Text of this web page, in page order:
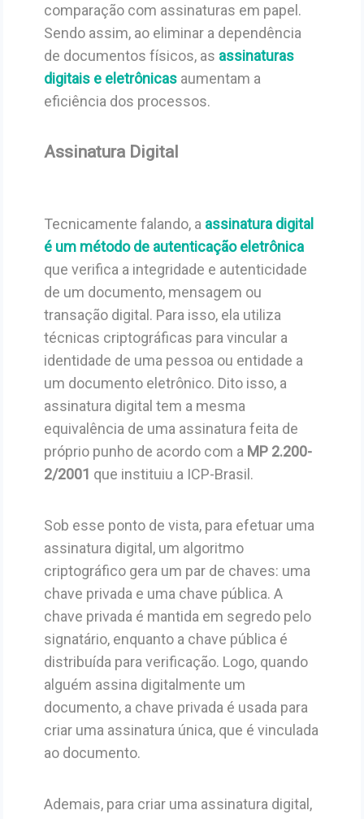
comparação com assinaturas em papel.
Sendo assim, ao eliminar a dependência
de documentos físicos, as assinaturas
digitais e eletrônicasaumentam a
eficiência dos processos.
Assinatura Digital
Tecnicamente falando, a assinatura digital
é um método de autenticação eletrônica
que verifica a integridade e autenticidade
de um documento, mensagem ou
transação digital. Para isso, ela utiliza
técnicas criptográficas para vincular a
identidade de uma pessoa ou entidade a
um documento eletrônico. Dito isso, a
assinatura digital tem a mesma
equivalência de uma assinatura feita de
próprio punho de acordo com a MP 2.200-
2/2001 que instituiu a ICP-Brasil.
Sob esse ponto de vista, para efetuar uma
assinatura digital, um algoritmo
criptográfico gera um par de chaves: uma
chave privada e uma chave pública. A
chave privada é mantida em segredo pelo
signatário, enquanto a chave pública é
distribuída para verificação. Logo, quando
alguém assina digitalmente um
documento, a chave privada é usada para
criar uma assinatura única, que é vinculada
ao documento.
Ademais, para criar uma assinatura digital,